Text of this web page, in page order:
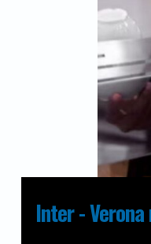
Inter -